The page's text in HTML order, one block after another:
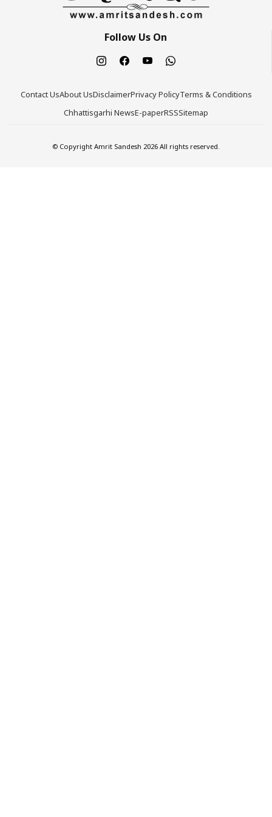
Follow Us On
Contact UsAbout UsDisclaimerPrivacy PolicyTerms & Conditions
Chhattisgarhi NewsE-paperRSSSitemap
© Copyright Amrit Sandesh 2026 All rights reserved.